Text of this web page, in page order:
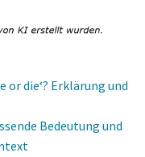
or die‘? Erklärung und
Bedeutung und